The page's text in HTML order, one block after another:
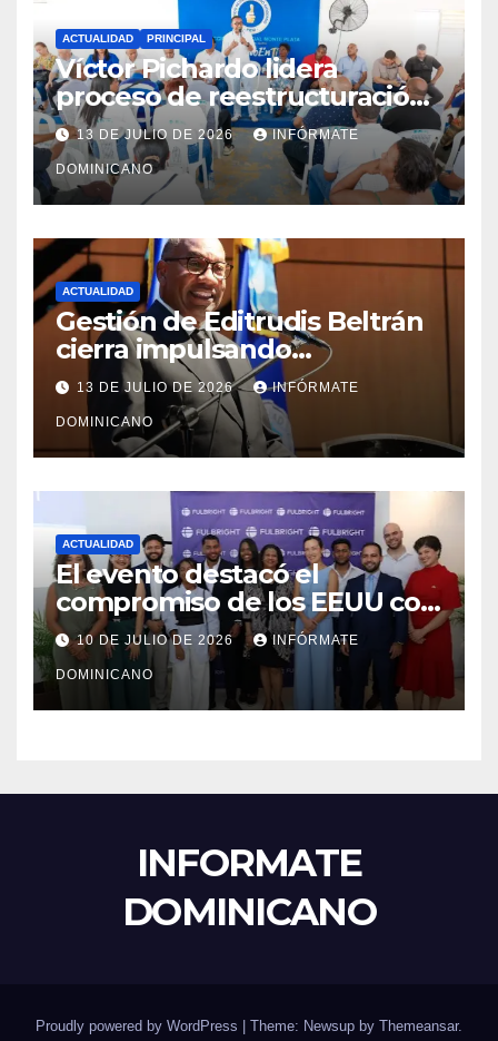
ACTUALIDAD PRINCIPAL
Víctor Pichardo lidera
proceso de reestructuración
y fortalecimiento del PRM en
Monte Plata
13 DE JULIO DE 2026 INFÓRMATE
DOMINICANO
ACTUALIDAD
Gestión de Editrudis Beltrán
cierra impulsando
modernización, expansión y
transformación institucional
13 DE JULIO DE 2026 INFÓRMATE
DOMINICANO
ACTUALIDAD
El evento destacó el
compromiso de los EEUU con
el liderazgo, la innovación y la
excelencia académica por
más de ocho décadas.
10 DE JULIO DE 2026 INFÓRMATE
DOMINICANO
INFORMATE
DOMINICANO
Proudly powered by WordPress Theme: Newsup by Themeansar.